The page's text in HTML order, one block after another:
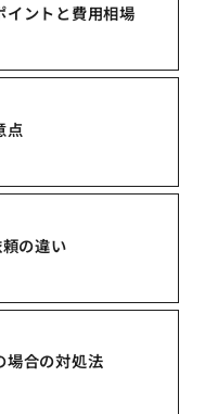
イントと費用相場
点
の違い
場合の対処法